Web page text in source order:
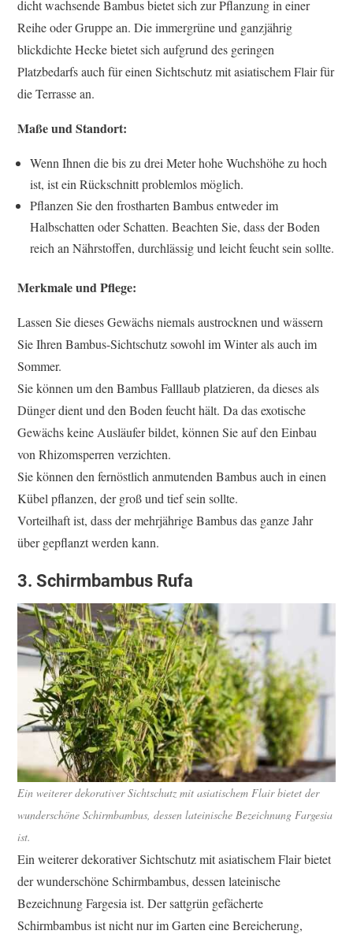
dicht wachsende Bambus bietet sich zur Pflanzung in einer
Reihe oder Gruppe an. Die immergrüne und ganzjährig
blickdichte Hecke bietet sich aufgrund des geringen
Platzbedarfs auch für einen Sichtschutz mit asiatischem Flair für
die Terrasse an.
Maße und Standort:
Wenn Ihnen die bis zu drei Meter hohe Wuchshöhe zu hoch
ist, ist ein Rückschnitt problemlos möglich.
Pflanzen Sie den frostharten Bambus entweder im
Halbschatten oder Schatten. Beachten Sie, dass der Boden
reich an Nährstoffen, durchlässig und leicht feucht sein sollte.
Merkmale und Pflege:
Lassen Sie dieses Gewächs niemals austrocknen und wässern
Sie Ihren Bambus-Sichtschutz sowohl im Winter als auch im
Sommer.
Sie können um den Bambus Falllaub platzieren, da dieses als
Dünger dient und den Boden feucht hält. Da das exotische
Gewächs keine Ausläufer bildet, können Sie auf den Einbau
von Rhizomsperren verzichten.
Sie können den fernöstlich anmutenden Bambus auch in einen
Kübel pflanzen, der groß und tief sein sollte.
Vorteilhaft ist, dass der mehrjährige Bambus das ganze Jahr
über gepflanzt werden kann.
3. Schirmbambus Rufa
Ein weiterer dekorativer Sichtschutz mit asiatischem Flair bietet der
wunderschöne Schirmbambus, dessen lateinische Bezeichnung Fargesia
ist.
Ein weiterer dekorativer Sichtschutz mit asiatischem Flair bietet
der wunderschöne Schirmbambus, dessen lateinische
Bezeichnung Fargesia ist. Der sattgrün gefächerte
Schirmbambus ist nicht nur im Garten eine Bereicherung,